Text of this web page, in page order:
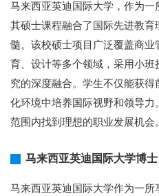
马来西亚英迪国际大学，作为一
其硕士课程融合了国际先进教
髓。该校硕士项目广泛覆盖商
育、设计等多个领域，采用小
究的深度融合。学生不仅能获
化环境中培养国际视野和领导
范围内找到理想的职业发展机会。
马来西亚英迪国际大学博士
马来西亚英迪国际大学作为一